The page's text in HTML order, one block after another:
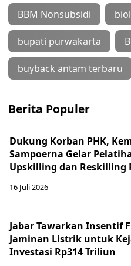
BBM Nonsubsidi
bupati purwakarta
buyback antam terbaru
Berita Populer
Dukung Korban PHK,
Sampoerna Gelar
Upskilling dan Reskilling
16 Juli 2026
Jabar Tawarkan Insentif
Jaminan Listrik untuk
Investasi Rp314 Triliun